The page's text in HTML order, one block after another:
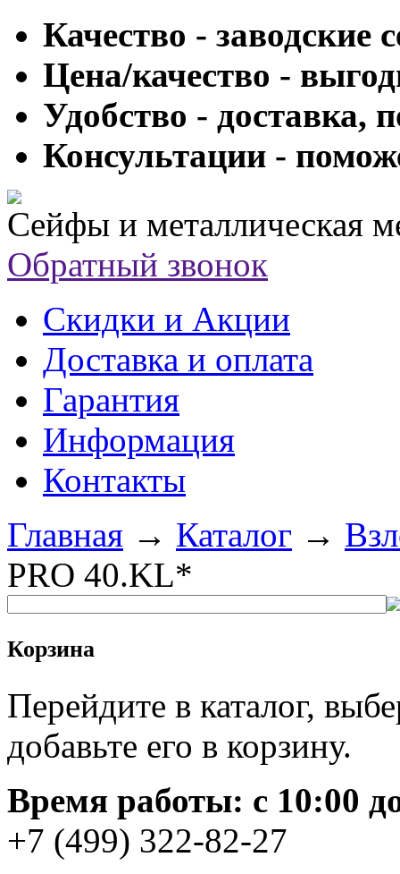
Качество - заводские
Цена/качество -
Удобство - доставка,
Консультации -
Сейфы и металлическая
Обратный звонок
Скидки и Акции
Доставка и оплата
Гарантия
Информация
Контакты
Главная → Каталог →
PRO 40.KL*
Корзина
Перейдите в каталог,
добавьте его в корзину.
Время работы: c 10:00
+7 (499) 322-82-27